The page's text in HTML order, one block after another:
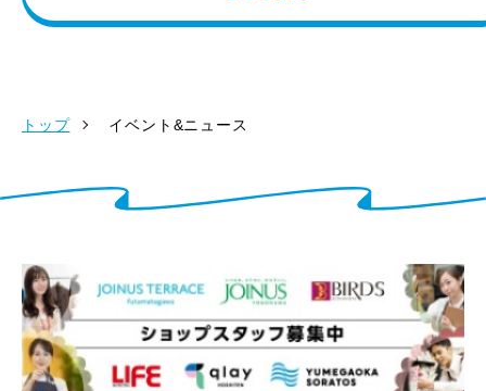
トップ イベント&ニュース